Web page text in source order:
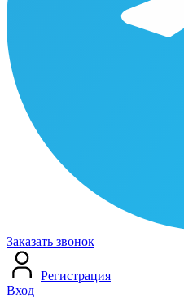
Заказать звонок
Вход
Регистрация